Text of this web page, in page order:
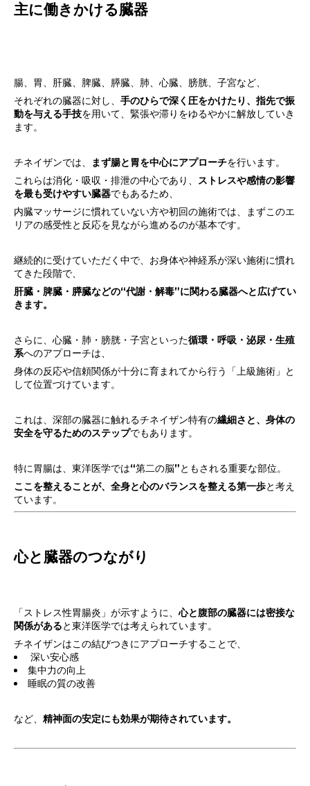
主に働きかける臓器
腸、胃、肝臓、脾臓、膵臓、肺、心臓、膀胱、子宮など、
それぞれの臓器に対し、 手のひらで深く圧をかけたり、指先で振
動を与える手技を用いて、緊張や滞りをゆるやかに解放していき
ます。
チネイザンでは、 まず腸と胃を中心にアプローチを行います。
これらは消化・吸収・排泄の中心であり、 ストレスや感情の影響
を最も受けやすい臓器でもあるため、
内臓マッサージに慣れていない方や初回の施術では、まずこのエ
リアの感受性と反応を見ながら進めるのが基本です。
継続的に受けていただく中で、お身体や神経系が深い施術に慣れ
てきた段階で、
肝臓・脾臓・膵臓などの“代謝・解毒”に関わる臓器へと広げてい
きます。
さらに、心臓・肺・膀胱・子宮といった循環・呼吸・泌尿・生殖
系へのアプローチは、
身体の反応や信頼関係が十分に育まれてから行う「上級施術」と
して位置づけています。
これは、深部の臓器に触れるチネイザン特有の繊細さと、身体の
安全を守るためのステップでもあります。
特に胃腸は、東洋医学では“第二の脳”ともされる重要な部位。
ここを整えることが、全身と心のバランスを整える第一歩と考え
ています。
心と臓器のつながり
「ストレス性胃腸炎」が示すように、 心と腹部の臓器には密接な
関係があると東洋医学では考えられています。
チネイザンはこの結びつきにアプローチすることで、
深い安心感
集中力の向上
睡眠の質の改善
など、 精神面の安定にも効果が期待されています。